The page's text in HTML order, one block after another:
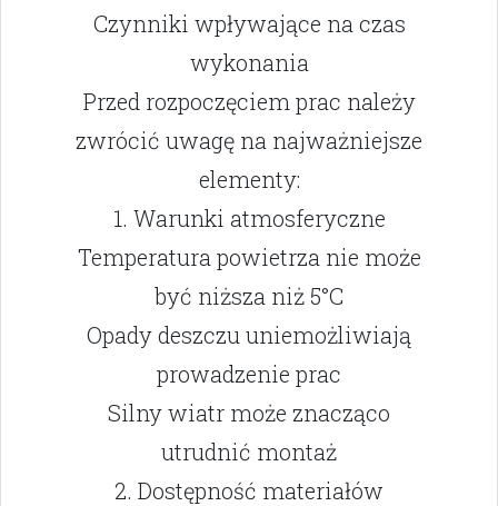
Czynniki wpływające na czas
wykonania
Przed rozpoczęciem prac należy
zwrócić uwagę na najważniejsze
elementy:
1. Warunki atmosferyczne
Temperatura powietrza nie może
być niższa niż 5°C
Opady deszczu uniemożliwiają
prowadzenie prac
Silny wiatr może znacząco
utrudnić montaż
2. Dostępność materiałów